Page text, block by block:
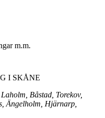
m.m.
I SKÅNE
Båstad, Torekov,
Ängelholm, Hjärnarp,